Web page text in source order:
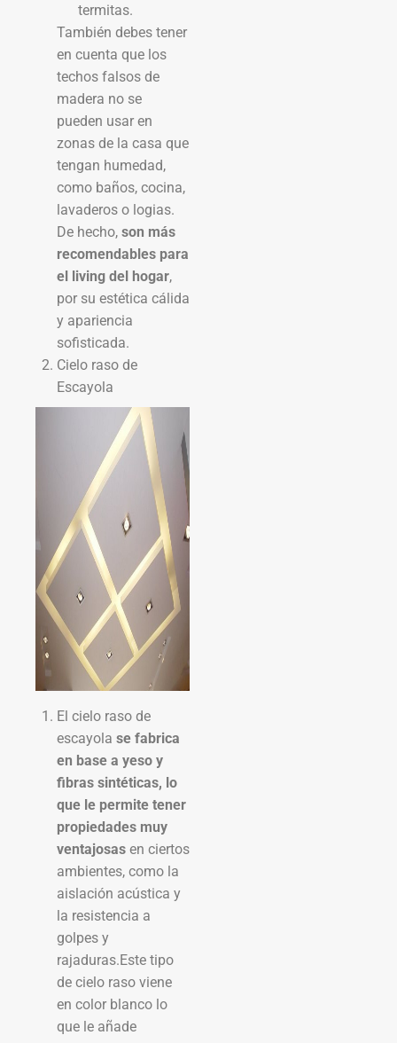
termitas.
También debes tener
en cuenta que los
techos falsos de
madera no se
pueden usar en
zonas de la casa que
tengan humedad,
como baños, cocina,
lavaderos o logias.
De hecho, son más
recomendables para
el living del hogar,
por su estética cálida
y apariencia
sofisticada.
Cielo raso de
Escayola
El cielo raso de
escayola se fabrica
en base a yeso y
fibras sintéticas, lo
que le permite tener
propiedades muy
ventajosas en ciertos
ambientes, como la
aislación acústica y
la resistencia a
golpes y
rajaduras.Este tipo
de cielo raso viene
en color blanco lo
que le añade